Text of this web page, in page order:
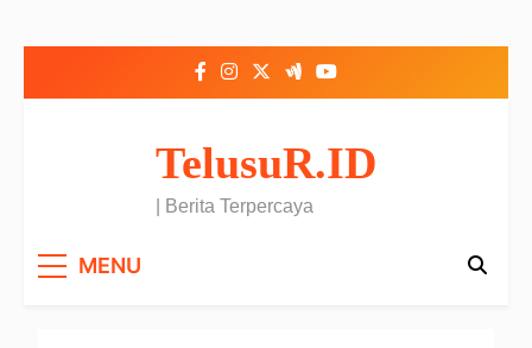
TelusuR.ID
| Berita Terpercaya
MENU